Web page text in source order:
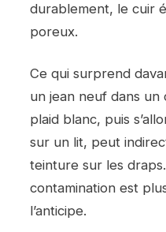
durablement, le cuir
poreux.
Ce qui surprend
un jean neuf dans un
plaid blanc, puis
sur un lit, peut
teinture sur les
contamination est
l’anticipe.